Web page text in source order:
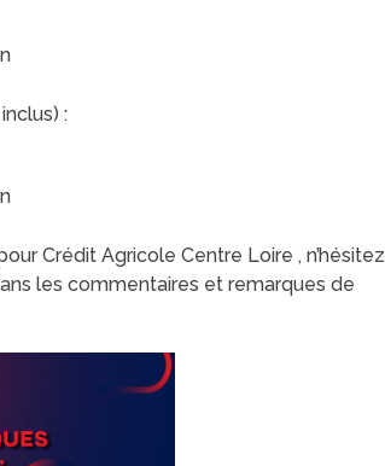
:
Crédit Agricole Centre Loire , n’hésitez
les commentaires et remarques de